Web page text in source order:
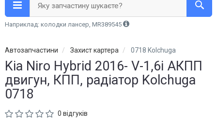
Яку запчастину шукаєте?
Наприклад: колодки лансер, MR389545
Автозапчастини Захист картера 0718 Kolchuga
Kia Niro Hybrid 2016- V-1,6і АКПП
двигун, КПП, радіатор Kolchuga
0718
0 відгуків